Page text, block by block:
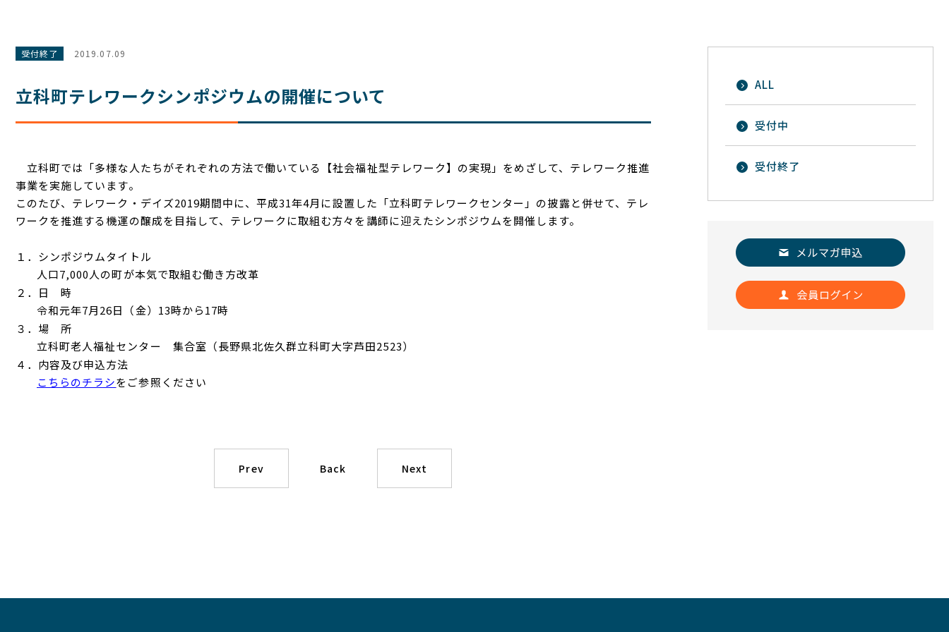
受付終了 2019.07.09
立科町テレワークシンポジウムの開催について
立科町では「多様な人たちがそれぞれの方法で働いている【社会福祉型テレワーク】の実現」をめざして、テレワーク推進
事業を実施しています。
このたび、テレワーク・デイズ2019期間中に、平成31年4月に設置した「立科町テレワークセンター」の披露と併せて、テレ
ワークを推進する機運の醸成を目指して、テレワークに取組む方々を講師に迎えたシンポジウムを開催します。
１．シンポジウムタイトル
人口7,000人の町が本気で取組む働き方改革
２．日 時
令和元年7月26日（金）13時から17時
３．場 所
立科町老人福祉センター 集合室（長野県北佐久群立科町大字芦田2523）
４．内容及び申込方法
こちらのチラシをご参照ください
Prev Back Next
ALL
受付中
受付終了